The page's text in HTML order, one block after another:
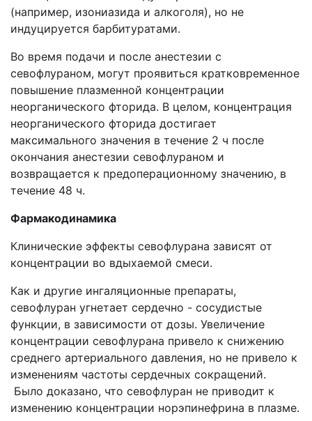
(например, изониазида и алкоголя), но не
индуцируется барбитуратами.
Во время подачи и после анестезии с
севофлураном, могут проявиться кратковременное
повышение плазменной концентрации
неорганического фторида. В целом, концентрация
неорганического фторида достигает
максимального значения в течение 2 ч после
окончания анестезии севофлураном и
возвращается к предоперационному значению, в
течение 48 ч.
Фармакодинамика
Клинические эффекты севофлурана зависят от
концентрации во вдыхаемой смеси.
Как и другие ингаляционные препараты,
севофлуран угнетает сердечно - сосудистые
функции, в зависимости от дозы. Увеличение
концентрации севофлурана привело к снижению
среднего артериального давления, но не привело к
изменениям частоты сердечных сокращений.
Было доказано, что севофлуран не приводит к
изменению концентрации норэпинефрина в плазме.